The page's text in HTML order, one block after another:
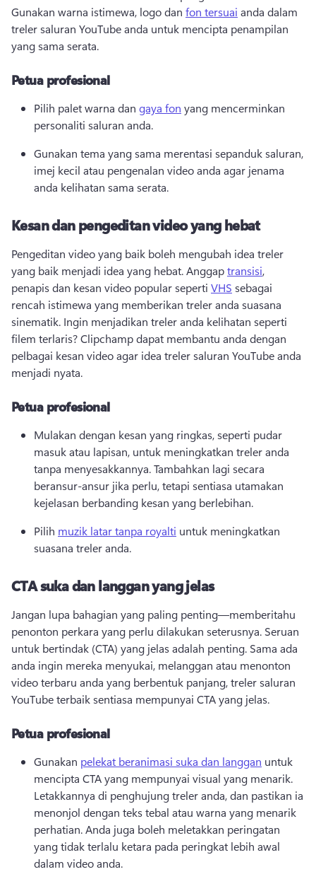
Gunakan warna istimewa, logo dan fon tersuai anda dalam
treler saluran YouTube anda untuk mencipta penampilan
yang sama serata.
Petua profesional
Pilih palet warna dan gaya fon yang mencerminkan
personaliti saluran anda.
Gunakan tema yang sama merentasi sepanduk saluran,
imej kecil atau pengenalan video anda agar jenama
anda kelihatan sama serata.
Kesan dan pengeditan video yang hebat
Pengeditan video yang baik boleh mengubah idea treler
yang baik menjadi idea yang hebat. Anggap transisi,
penapis dan kesan video popular seperti VHS sebagai
rencah istimewa yang memberikan treler anda suasana
sinematik. Ingin menjadikan treler anda kelihatan seperti
filem terlaris? Clipchamp dapat membantu anda dengan
pelbagai kesan video agar idea treler saluran YouTube anda
menjadi nyata.
Petua profesional
Mulakan dengan kesan yang ringkas, seperti pudar
masuk atau lapisan, untuk meningkatkan treler anda
tanpa menyesakkannya. Tambahkan lagi secara
beransur-ansur jika perlu, tetapi sentiasa utamakan
kejelasan berbanding kesan yang berlebihan.
Pilih muzik latar tanpa royalti untuk meningkatkan
suasana treler anda.
CTA suka dan langgan yang jelas
Jangan lupa bahagian yang paling penting—memberitahu
penonton perkara yang perlu dilakukan seterusnya. Seruan
untuk bertindak (CTA) yang jelas adalah penting. Sama ada
anda ingin mereka menyukai, melanggan atau menonton
video terbaru anda yang berbentuk panjang, treler saluran
YouTube terbaik sentiasa mempunyai CTA yang jelas.
Petua profesional
Gunakan pelekat beranimasi suka dan langgan untuk
Letakkannya di penghujung treler anda, dan pastikan ia
menonjol dengan teks tebal atau warna yang menarik
perhatian. Anda juga boleh meletakkan peringatan
yang tidak terlalu ketara pada peringkat lebih awal
dalam video anda.